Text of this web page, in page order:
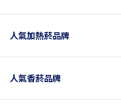
人氣加熱菸品牌
人氣香菸品牌